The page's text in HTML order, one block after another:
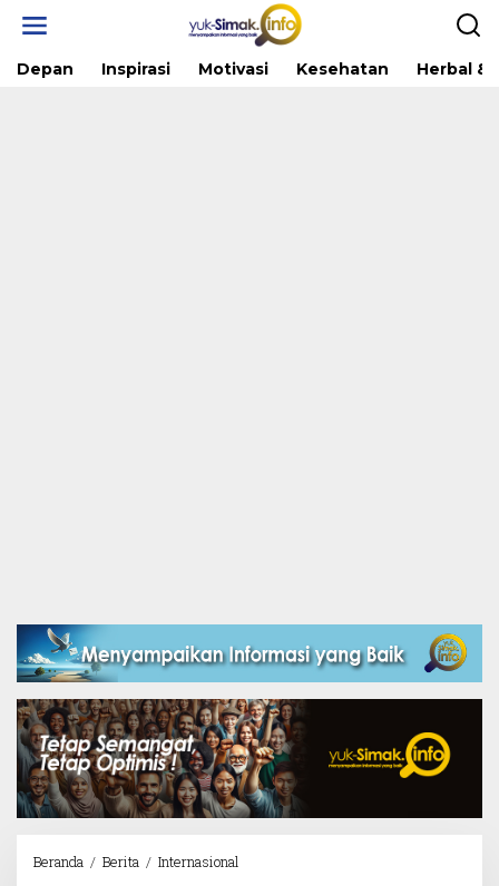
Depan Inspirasi Motivasi Kesehatan Herbal &
Beranda / Berita / Internasional